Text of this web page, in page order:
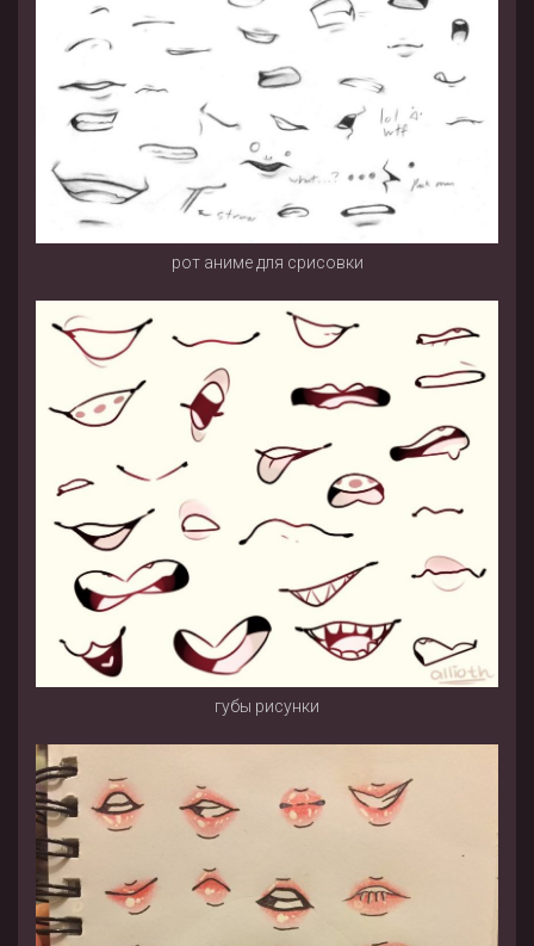
рот аниме для срисовки
губы рисунки